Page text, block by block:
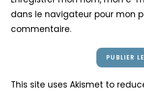
site
(facultatif)
dans le navigateur pour mon
commentaire.
This site uses Akismet to